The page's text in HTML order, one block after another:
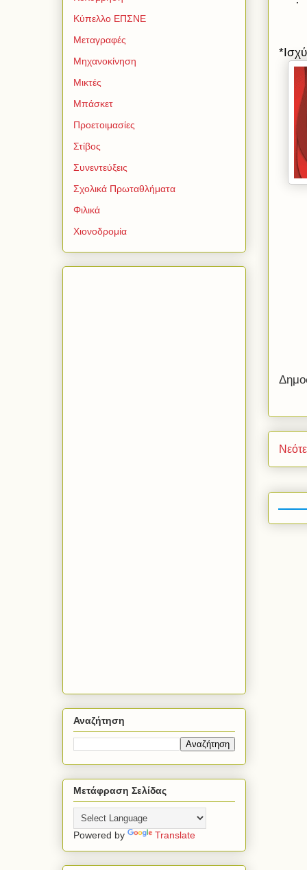
·
Κύπελλο ΕΠΣΝΕ
Μεταγραφές
Μηχανοκίνηση
Μικτές
Μπάσκετ
Προετοιμασίες
Στίβος
Συνεντεύξεις
Σχολικά Πρωταθλήματα
Φιλικά
Χιονοδρομία
Αναζήτηση
Μετάφραση Σελίδας
Powered by Translate